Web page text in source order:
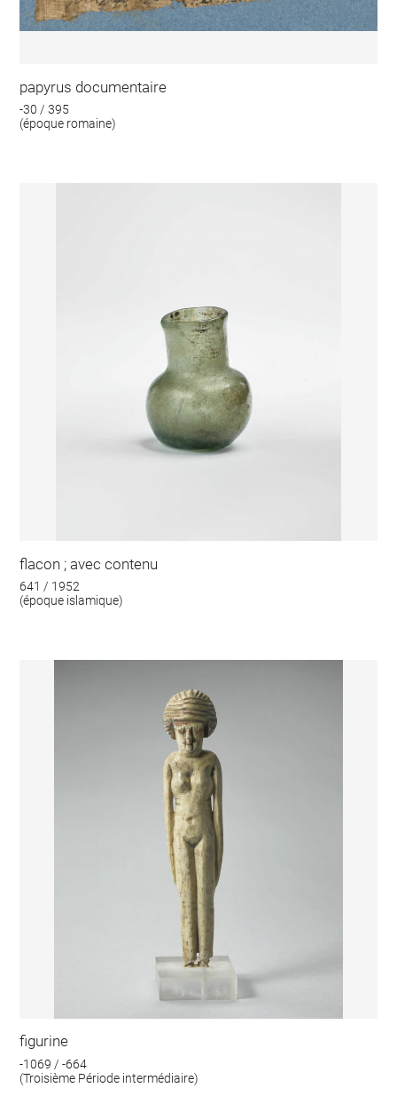
papyrus documentaire
-30 / 395
(époque romaine)
flacon ; avec contenu
641 / 1952
(époque islamique)
figurine
-1069 / -664
(Troisième Période intermédiaire)